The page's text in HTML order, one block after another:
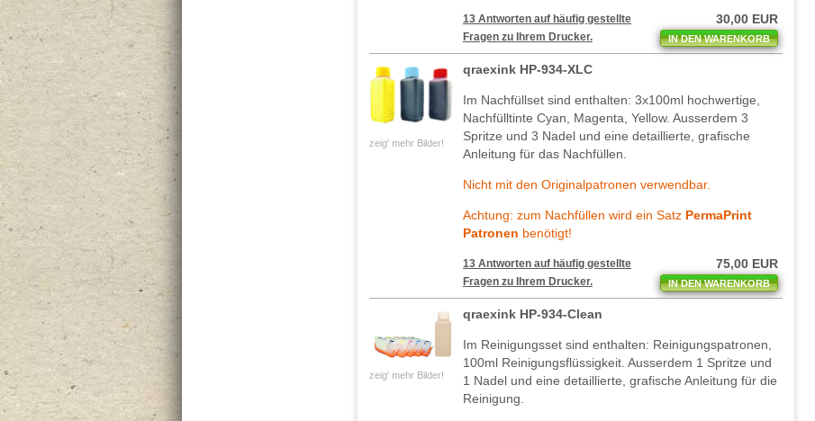
13 Antworten auf häufig gestellte
Fragen zu Ihrem Drucker.
30,00 EUR
IN DEN WARENKORB
zeig' mehr Bilder!
qraexink HP-934-XLC
Im Nachfüllset sind enthalten: 3x100ml hochwertige,
Nachfülltinte Cyan, Magenta, Yellow. Ausserdem 3
Spritze und 3 Nadel und eine detaillierte, grafische
Anleitung für das Nachfüllen.
Nicht mit den Originalpatronen verwendbar.
Achtung: zum Nachfüllen wird ein Satz PermaPrint
Patronen benötigt!
13 Antworten auf häufig gestellte
Fragen zu Ihrem Drucker.
75,00 EUR
IN DEN WARENKORB
zeig' mehr Bilder!
qraexink HP-934-Clean
Im Reinigungsset sind enthalten: Reinigungspatronen,
100ml Reinigungsflüssigkeit. Ausserdem 1 Spritze und
1 Nadel und eine detaillierte, grafische Anleitung für die
Reinigung.